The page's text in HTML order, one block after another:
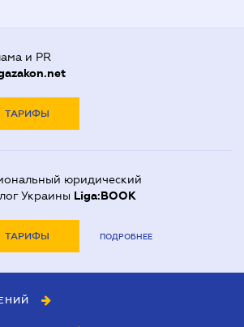
и PR
ТАРИФЫ
юридический
Украины Liga:BOOK
ТАРИФЫ ПОДРОБНЕЕ